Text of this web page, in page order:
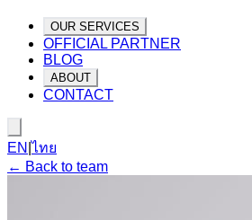
OUR SERVICES
OFFICIAL PARTNER
BLOG
ABOUT
CONTACT
EN |ไทย
← Back to team